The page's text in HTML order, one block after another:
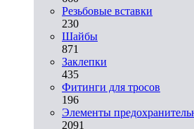
Резьбовые вставки
230
Шайбы
871
Заклепки
435
Фитинги для тросов
196
Элементы
2091